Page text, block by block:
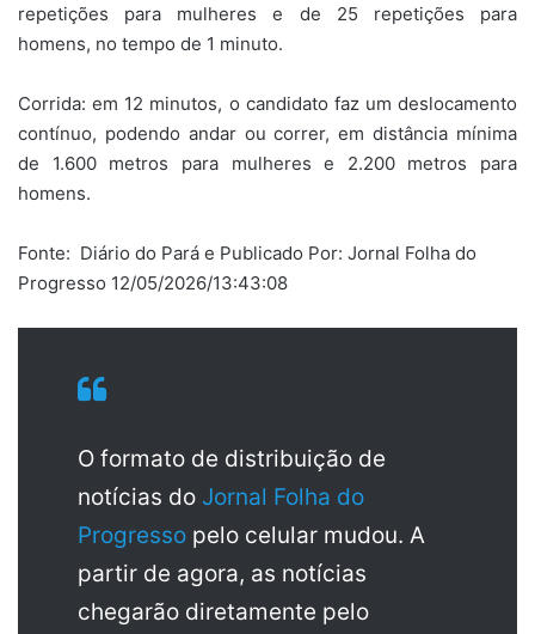
repetições para mulheres e de 25 repetições para
homens, no tempo de 1 minuto.
Corrida: em 12 minutos, o candidato faz um deslocamento
contínuo, podendo andar ou correr, em distância mínima
de 1.600 metros para mulheres e 2.200 metros para
homens.
Fonte: Diário do Pará e Publicado Por: Jornal Folha do
Progresso 12/05/2026/13:43:08
O formato de distribuição de
notícias do Jornal Folha do
Progresso pelo celular mudou. A
partir de agora, as notícias
chegarão diretamente pelo